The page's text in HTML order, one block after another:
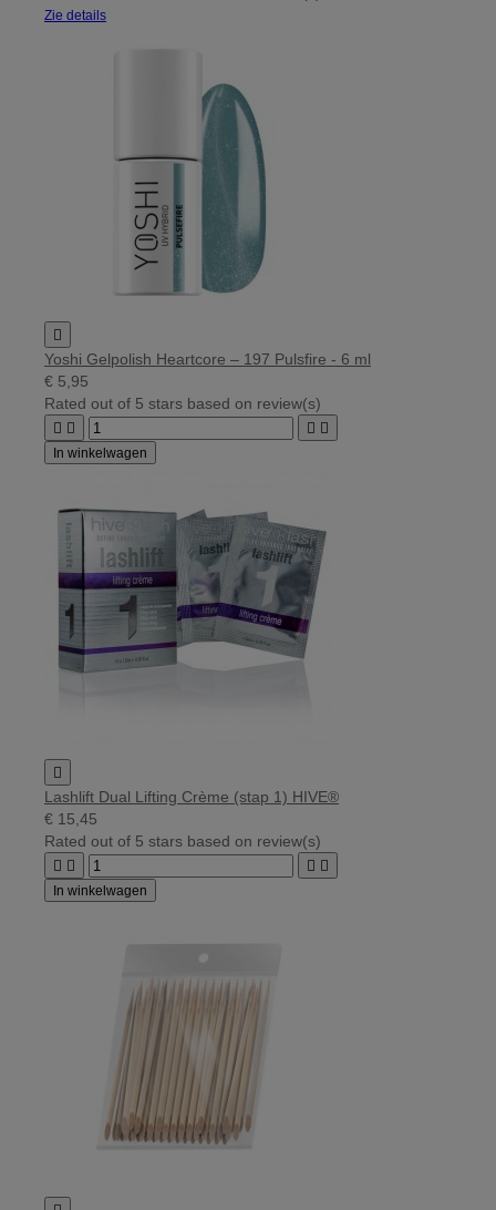
Zie details

Yoshi Gelpolish Heartcore – 197 Pulsfire - 6 ml
€ 5,95
Rated out of 5 stars based on review(s)
   
In winkelwagen

Lashlift Dual Lifting Crème (stap 1) HIVE®
€ 15,45
Rated out of 5 stars based on review(s)
   
In winkelwagen